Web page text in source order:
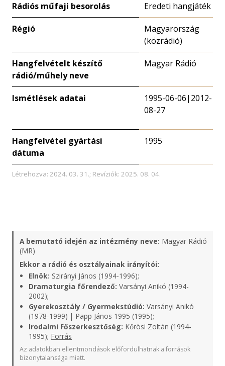
Rádiós műfaji besorolás Eredeti hangjáték
Régió
Magyarország
(közrádió)
Hangfelvételt készítő
rádió/műhely neve
Magyar Rádió
Ismétlések adatai
1995-06-06|2012-
08-27
Hangfelvétel gyártási
dátuma
1995
Létrehozva: 2024. 03. 31.; Revíziók: 2025. 08. 04.
A bemutató idején az intézmény neve: Magyar Rádió
(MR)
Ekkor a rádió és osztályainak irányítói:
Elnök: Szirányi János (1994-1996);
Dramaturgia főrendező: Varsányi Anikó (1994-
2002);
Gyerekosztály / Gyermekstúdió: Varsányi Anikó
(1978-1999) | Papp János 1995 (1995);
Irodalmi Főszerkesztőség: Kőrösi Zoltán (1994-
1995); Forrás
Az adatokban ellentmondások előfordulhatnak a források
bizonytalansága miatt.